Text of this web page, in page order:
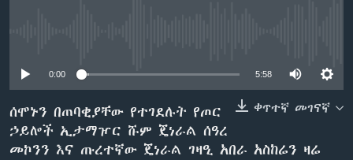
ቋንቋዎች
0:00 5:58
ቀጥተኛ መገናኛ
ሰሞኑን በጠባቂያቸው የተገደሉት የጦር
ኃይሎች ኢታማዦር ሹም ጄነራል ሰዓረ
መኮንን እና ጡረተኛው ጄነራል ገዛዒ አበራ አስከሬን ዛሬ